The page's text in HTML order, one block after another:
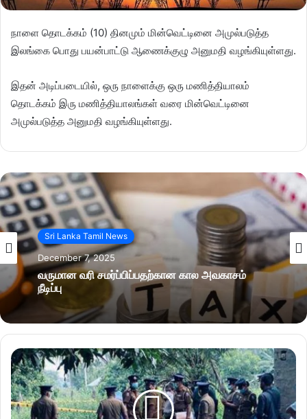
நாளை தொடக்கம் (10) தினமும் மின்வெட்டினை அமுல்படுத்த
இலங்கை பொது பயன்பாட்டு ஆணைக்குழு அனுமதி வழங்கியுள்ளது.
இதன் அடிப்படையில், ஒரு நாளைக்கு ஒரு மணித்தியாலம்
தொடக்கம் இரு மணித்தியாலங்கள் வரை மின்வெட்டினை
அமுல்படுத்த அனுமதி வழங்கியுள்ளது.
Sri Lanka Tamil News
December 7, 2025
வருமான வரி சமர்ப்பிப்பதற்கான கால அவகாசம்
நீடிப்பு